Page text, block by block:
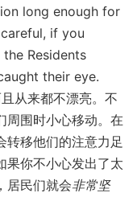
long enough for
if you
Residents
their eye.
从来都不漂亮。不
周围时小心移动。在
转移他们的注意力足
果你不小心发出了太
居民们就会非常坚